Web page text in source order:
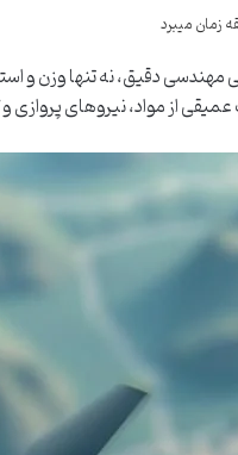
دقیق، نه تنها وزن و
عمیقی از مواد، نیروهای